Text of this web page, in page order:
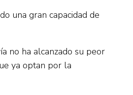
una gran capacidad de
no ha alcanzado su peor
ya optan por la